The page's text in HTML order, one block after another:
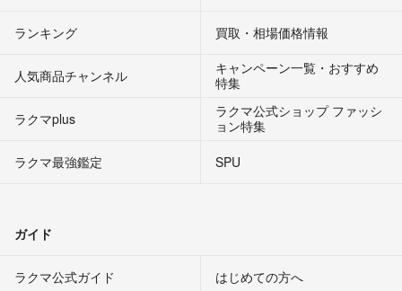
ランキング 買取・相場価格情報
人気商品チャンネル
キャンペーン一覧・おすすめ
特集
ラクマplus
ラクマ公式ショップ ファッシ
ョン特集
ラクマ最強鑑定
SPU
ガイド
ラクマ公式ガイド はじめての方へ